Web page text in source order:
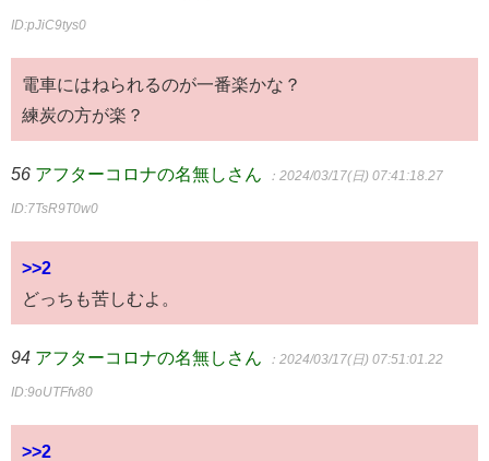
ID:pJiC9tys0
電車にはねられるのが一番楽かな？
練炭の方が楽？
56 アフターコロナの名無しさん ：2024/03/17(日) 07:41:18.27
ID:7TsR9T0w0
>>2
どっちも苦しむよ。
94 アフターコロナの名無しさん ：2024/03/17(日) 07:51:01.22
ID:9oUTFfv80
>>2